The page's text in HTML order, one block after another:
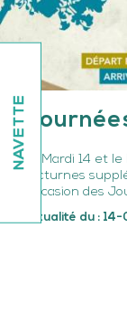
NAVETTELe Mardi 14 et
nocturnes
l'occasion des
Actualité du :